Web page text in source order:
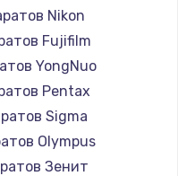
Nikon
Fujifilm
YongNuo
Pentax
Sigma
Olympus
Зенит